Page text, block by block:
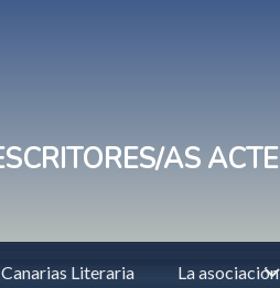
AS ACTE
Literaria La asociación